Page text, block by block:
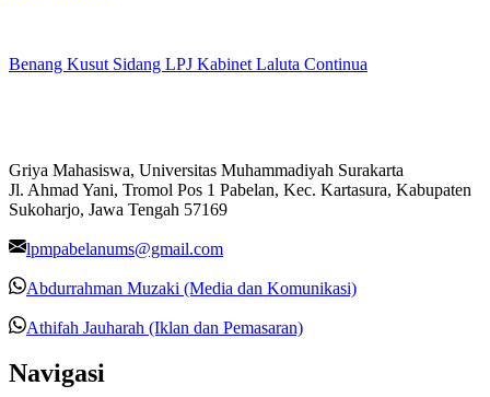
Benang Kusut Sidang LPJ Kabinet Laluta Continua
Griya Mahasiswa, Universitas Muhammadiyah Surakarta
Jl. Ahmad Yani, Tromol Pos 1 Pabelan, Kec. Kartasura, Kabupaten
Sukoharjo, Jawa Tengah 57169
lpmpabelanums@gmail.com
Abdurrahman Muzaki (Media dan Komunikasi)
Athifah Jauharah (Iklan dan Pemasaran)
Navigasi